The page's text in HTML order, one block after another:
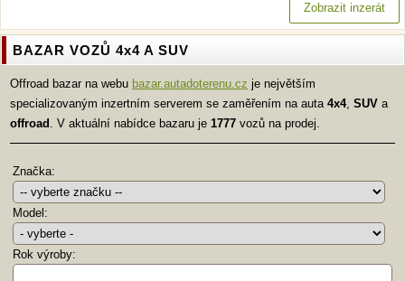
Zobrazit inzerát
BAZAR VOZŮ 4x4 A SUV
Offroad bazar na webu bazar.autadoterenu.cz je největším
specializovaným inzertním serverem se zaměřením na auta 4x4, SUV a
offroad . V aktuální nabídce bazaru je 1777 vozů na prodej.
Značka:
Model:
Rok výroby: